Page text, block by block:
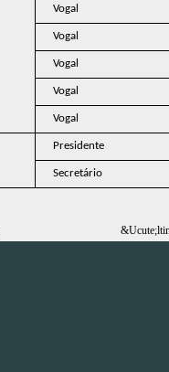
Vogal
Vogal
Vogal
Vogal
Vogal
Presidente
Secretário